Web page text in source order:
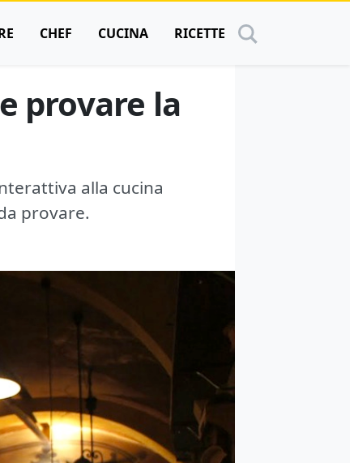
CHEF CUCINA RICETTE
provare la
alla cucina
provare.